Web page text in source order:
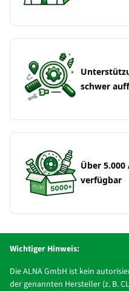
schwer
Über
verfügbar
Wichtiger Hinweis:
Die ALNA GmbH ist kein
der genannten Hersteller (z. B.